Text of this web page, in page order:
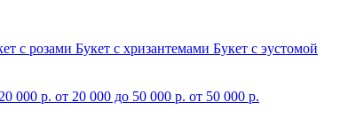
с розами Букет с хризантемами Букет с эустомой
000 р. от 20 000 до 50 000 р. от 50 000 р.